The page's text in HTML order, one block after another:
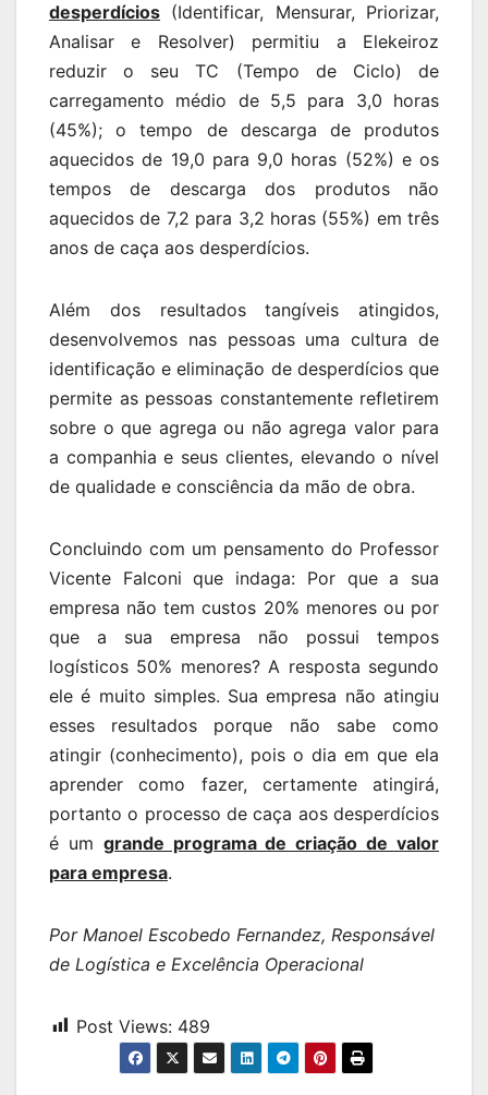
desperdícios (Identificar, Mensurar, Priorizar,
Analisar e Resolver) permitiu a Elekeiroz
reduzir o seu TC (Tempo de Ciclo) de
carregamento médio de 5,5 para 3,0 horas
(45%); o tempo de descarga de produtos
aquecidos de 19,0 para 9,0 horas (52%) e os
tempos de descarga dos produtos não
aquecidos de 7,2 para 3,2 horas (55%) em três
anos de caça aos desperdícios.
Além dos resultados tangíveis atingidos,
desenvolvemos nas pessoas uma cultura de
identificação e eliminação de desperdícios que
permite as pessoas constantemente refletirem
sobre o que agrega ou não agrega valor para
a companhia e seus clientes, elevando o nível
de qualidade e consciência da mão de obra.
Concluindo com um pensamento do Professor
Vicente Falconi que indaga: Por que a sua
empresa não tem custos 20% menores ou por
que a sua empresa não possui tempos
logísticos 50% menores? A resposta segundo
ele é muito simples. Sua empresa não atingiu
esses resultados porque não sabe como
atingir (conhecimento), pois o dia em que ela
aprender como fazer, certamente atingirá,
portanto o processo de caça aos desperdícios
é um grande programa de criação de valor
para empresa.
Por Manoel Escobedo Fernandez, Responsável
de Logística e Excelência Operacional
Post Views: 489